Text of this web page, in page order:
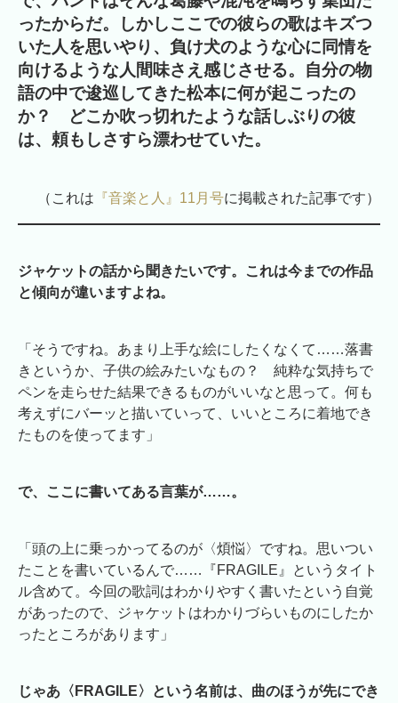
ったからだ。しかしここでの彼らの歌はキズつ
いた人を思いやり、負け犬のような心に同情を
向けるような人間味さえ感じさせる。自分の物
語の中で逡巡してきた松本に何が起こったの
か？ どこか吹っ切れたような話しぶりの彼
は、頼もしさすら漂わせていた。
（これは 『音楽と人』11月号に掲載された記事です）
ジャケットの話から聞きたいです。これは今までの作品
と傾向が違いますよね。
「そうですね。あまり上手な絵にしたくなくて……落書
きというか、子供の絵みたいなもの？ 純粋な気持ちで
ペンを走らせた結果できるものがいいなと思って。何も
考えずにバーッと描いていって、いいところに着地でき
たものを使ってます」
で、ここに書いてある言葉が……。
「頭の上に乗っかってるのが〈煩悩〉ですね。思いつい
たことを書いているんで……『FRAGILE』というタイト
ル含めて。今回の歌詞はわかりやすく書いたという自覚
があったので、ジャケットはわかりづらいものにしたか
ったところがあります」
じゃあ〈FRAGILE〉という名前は、曲のほうが先にでき